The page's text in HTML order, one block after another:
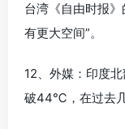
台湾《自由时报
有更大空间”。
12、外媒：印度
破44℃，在过去几